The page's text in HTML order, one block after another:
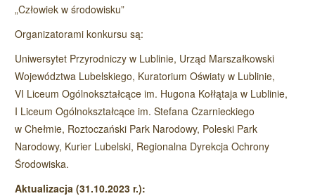
„Człowiek w środowisku”
Organizatorami konkursu są:
Uniwersytet Przyrodniczy w Lublinie, Urząd Marszałkowski
Województwa Lubelskiego, Kuratorium Oświaty w Lublinie,
VI Liceum Ogólnokształcące im. Hugona Kołłątaja w Lublinie,
I Liceum Ogólnokształcące im. Stefana Czarnieckiego
w Chełmie, Roztoczański Park Narodowy, Poleski Park
Narodowy, Kurier Lubelski, Regionalna Dyrekcja Ochrony
Środowiska.
Aktualizacja (31.10.2023 r.):